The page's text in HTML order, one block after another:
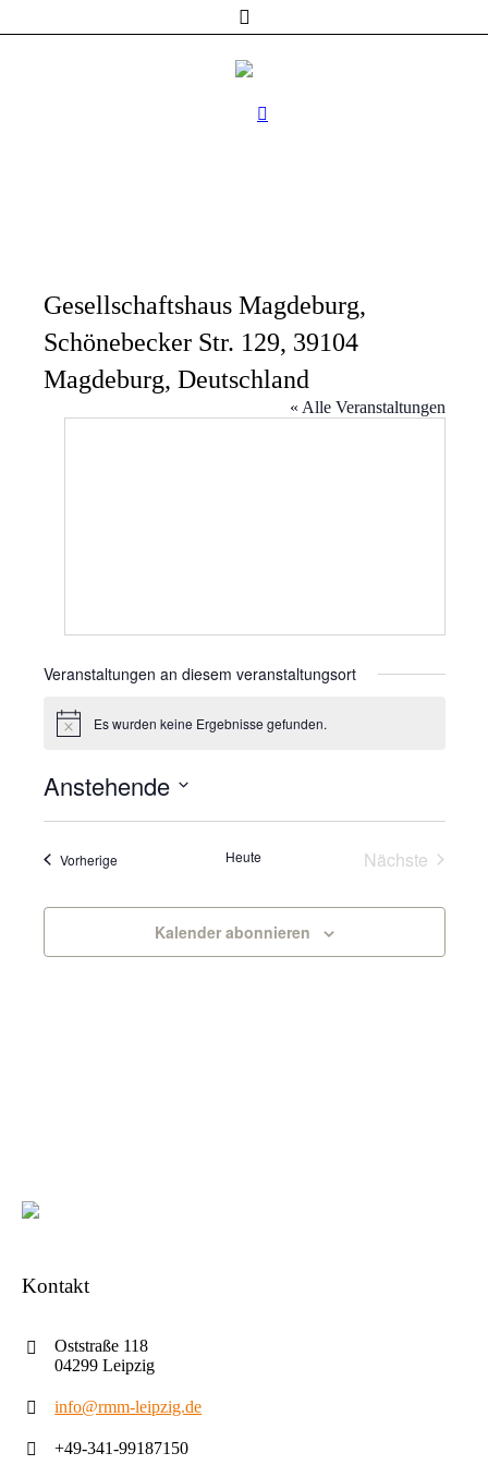
Gesellschaftshaus Magdeburg,
Schönebecker Str. 129, 39104
Magdeburg, Deutschland
« Alle Veranstaltungen
Veranstaltungen an diesem veranstaltungsort
HinweisEs wurden keine Ergebnisse gefunden.
Anstehende
VorherigeVeranstaltungen Heute Nächste
Kalender abonnieren
Kontakt
Oststraße 118
04299 Leipzig
info@rmm-leipzig.de
+49-341-99187150